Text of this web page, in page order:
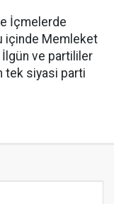
İçmelerde
içinde Memleket
ve partililer
tek siyasi parti